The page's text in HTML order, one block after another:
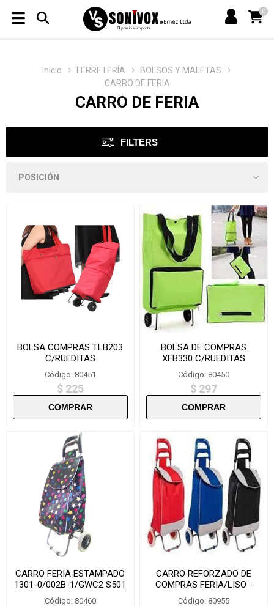
0
Inicio FERRETERÍA
BOLSOS Y MALETAS
CARRO DE FERIA
CARRO DE FERIA
FILTERS
BOLSA COMPRAS TLB203
C/RUEDITAS
Código: 80451
$ 225
BOLSA DE COMPRAS
XFB330 C/RUEDITAS
Código: 80450
$ 297
CARRO FERIA ESTAMPADO
1301-0/002B-1/GWC2 S501
Código: 80460
CARRO REFORZADO DE
COMPRAS FERIA/LISO -
F001/002B-1
Código: 80955